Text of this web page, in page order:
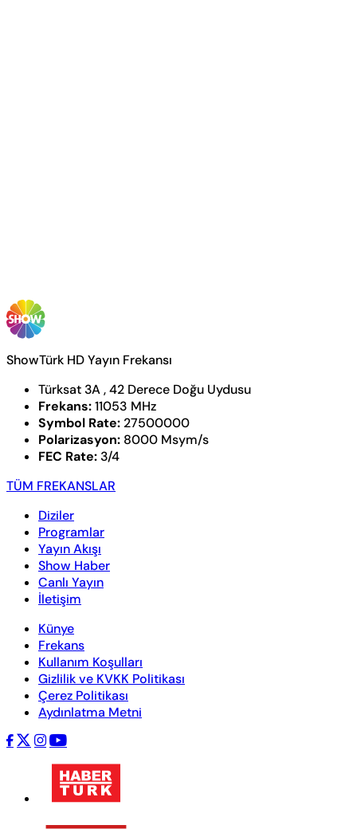
ShowTürk HD Yayın Frekansı
Türksat 3A , 42 Derece Doğu Uydusu
Frekans:11053 MHz
Symbol Rate: 27500000
Polarizasyon: 8000 Msym/s
FEC Rate: 3/4
TÜM FREKANSLAR
Diziler
Programlar
Yayın Akışı
Show Haber
Canlı Yayın
İletişim
Künye
Frekans
Kullanım Koşulları
Gizlilik ve KVKK Politikası
Çerez Politikası
Aydınlatma Metni